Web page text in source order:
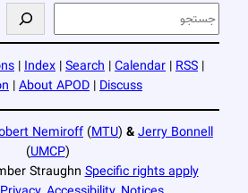
ج
س
و
|Index |Search |Calendar |RSS |
|About APOD |Discuss
Nemiroff (MTU) &Jerry Bonnell
(UMCP)
StraughnSpecific rights apply